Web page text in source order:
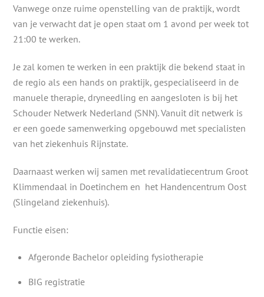
Vanwege onze ruime openstelling van de praktijk, wordt
van je verwacht dat je open staat om 1 avond per week tot
21:00 te werken.
Je zal komen te werken in een praktijk die bekend staat in
de regio als een hands on praktijk, gespecialiseerd in de
manuele therapie, dryneedling en aangesloten is bij het
Schouder Netwerk Nederland (SNN). Vanuit dit netwerk is
er een goede samenwerking opgebouwd met specialisten
van het ziekenhuis Rijnstate.
Daarnaast werken wij samen met revalidatiecentrum Groot
Klimmendaal in Doetinchem en het Handencentrum Oost
(Slingeland ziekenhuis).
Functie eisen:
Afgeronde Bachelor opleiding fysiotherapie
BIG registratie